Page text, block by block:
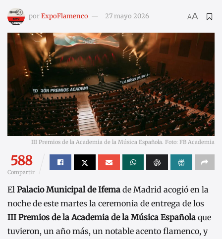
porExpoFlamenco 27 mayo 2026 AA
III Premios de la Academia de la Música Española. Foto: FB Academia
588
Compartir
El Palacio Municipal de Ifema de Madrid acogió en la
noche de este martes la ceremonia de entrega de los
III Premios de la Academia de la Música Española que
tuvieron, un año más, un notable acento flamenco, y